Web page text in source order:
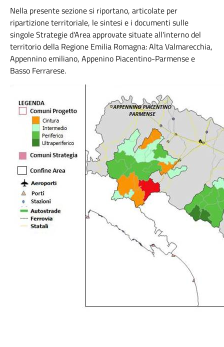
Nella presente sezione si riportano, articolate per
ripartizione territoriale, le sintesi e i documenti sulle
singole Strategie d'Area approvate situate all'interno del
territorio della Regione Emilia Romagna: Alta Valmarecchia,
Appennino emiliano, Appenino Piacentino-Parmense e
Basso Ferrarese.